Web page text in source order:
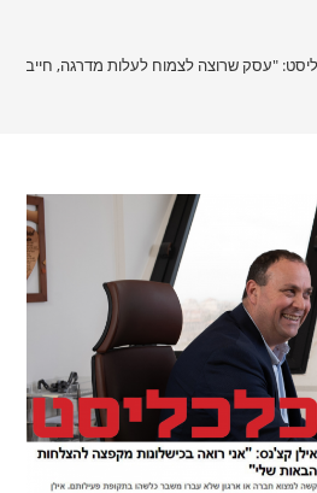
"עסק שרוצה לצמוח לעלות מדרגה, חייב